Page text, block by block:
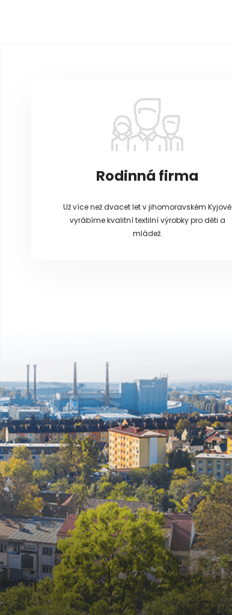
Rodinná firma
Už více než dvacet let v jihomoravském Kyjově
vyrábíme kvalitní textilní výrobky pro děti a
mládež.